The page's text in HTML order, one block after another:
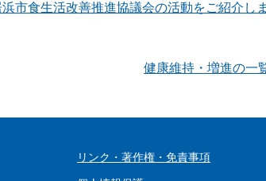
浜市食生活改善推進協議会の活動をご紹介し
健康維持・増進の一
リンク・著作権・免責事項